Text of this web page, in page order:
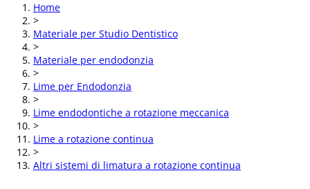
Home
>
Materiale per Studio Dentistico
>
Materiale per endodonzia
>
Lime per Endodonzia
>
Lime endodontiche a rotazione meccanica
>
Lime a rotazione continua
>
Altri sistemi di limatura a rotazione continua